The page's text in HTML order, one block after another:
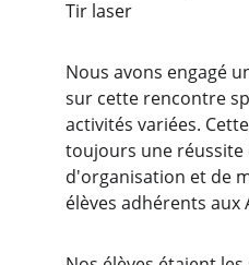
Tir laser
Nous avons engagé
sur cette rencontre
activités variées.
toujours une réussite
d'organisation et de
élèves adhérents aux